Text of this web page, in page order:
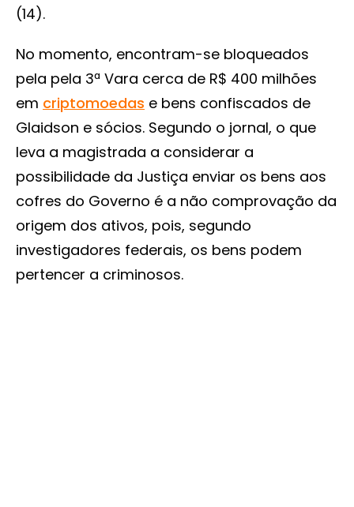
(14).
No momento, encontram-se bloqueados
pela pela 3ª Vara cerca de R$ 400 milhões
em criptomoedas e bens confiscados de
Glaidson e sócios. Segundo o jornal, o que
leva a magistrada a considerar a
possibilidade da Justiça enviar os bens aos
cofres do Governo é a não comprovação da
origem dos ativos, pois, segundo
investigadores federais, os bens podem
pertencer a criminosos.